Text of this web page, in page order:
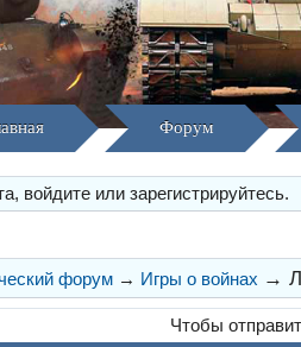
Форум
войдите или зарегистрируйтесь.
форум → Игры о войнах →
Чтобы